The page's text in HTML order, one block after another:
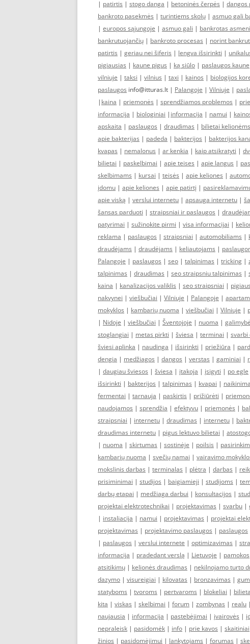
| patirtis | stogo danga | betoninės čerpės | dangos
bankroto pasekmės | turintiems skolų | asmuo gali
| europos sąjungoje | asmuo gali | bankrotas
bankrutuojančių | bankroto procesas | norint
patirtis | geriau nei šiferis | lengva išsirinkti |
pigiausias | kaune pigus | ką siūlo | paslaugos kaune
vilniuje | taksi | vilnius | taxi | kainos | biologijos
paslaugos info@itturas.lt | Palangoje | Vilniuje |
| kaina | priemonės | sprendžiamos problemos |
informacija | biologiniai | informacija | namui |
apskaita | paslaugos | draudimas | bilietai kelionėms
apie bakterijas | padeda | bakterijos | bakterijos
kvapas | nemalonus | ar kenkia | kaip atsikratyti |
bilietai | paskelbimai | apie teises | apie langus |
skelbimams | kursai | teisės | apie keliones |
įdomu | apie keliones | apie patirtį |
apie viską | verslui internetu | apsauga internetu |
šansas parduoti | straipsniai ir paslaugos |
patyrimai | sužinokite pirmi | visa informacijai |
reklama | paslaugos | straipsniai | automobiliams |
draudėjams | draudėjams | keliautojams |
Palangoje | paslaugos | seo | talpinimas | tricking |
talpinimas | draudimas | seo straipsniu talpinimas |
kaina | kanalizacijos valiklis | seo straipsniai |
nakvynei | viešbučiai | Vilniuje | Palangoje |
mokyklos | kambarių nuoma | viešbučiai | Vilniuje |
| Nidoje | viešbučiai | Šventojoje | nuoma | galimybė
stoglangiai | metas pirkti | šviesa | terminai | svarbi
šviesi aplinka | naudinga | išsirinkti | priežiūra |
dengia | medžiagos | dangos | verstas | gaminiai |
| daugiau šviesos | šviesa | įtakoja | įsigyti | po egle
išsirinkti | bakterijos | talpinimas | kvapai |
fermentai | tarnauja | paskirtis | prižiūrėti |
naudojamos | sprendžia | efektyvu | priemonės |
straipsniai | internetu | draudimas | internetu |
draudimas internetu | pigus lektuvo bilietai |
| nuoma | skirtumas | sostinėje | poilsis |
kambarių nuoma | svečių namai | vairavimo
mokslinis darbas | terminalas | plėtra | darbas |
prisiminimai | studijos | baigiamieji | studijoms |
darbų etapai | medžiaga darbui | konsultacijos |
projektai elektrotechnikai | projektavimas | svarbu |
| instaliacija | namui | projektavimas | projektai
projektavimas | projektavimo paslaugos | paslaugos
| paslaugos | verslui internete | optimizavimas |
informacija | pradedant verslą | Lietuvoje | pamokos
atsitikimų | kelionės draudimas | nekilnojamo turto
dazymo | visureigiai | kilovatas | bronzavimas |
statyboms | tvoroms | pertvaroms | blokeliai |
kita | viskas | skelbimai | forum | zombynas | realu |
naujausia | informacija | pastebėjimai | įvairovės |
nepraleisk | pasidomėk | info | prie kavos | skaitiniai
žinios | pasidomėjimui | lankytojams | forumas |